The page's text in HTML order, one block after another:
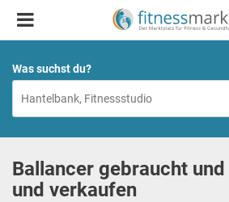
Was suchst du?
Ballancer gebraucht
und verkaufen